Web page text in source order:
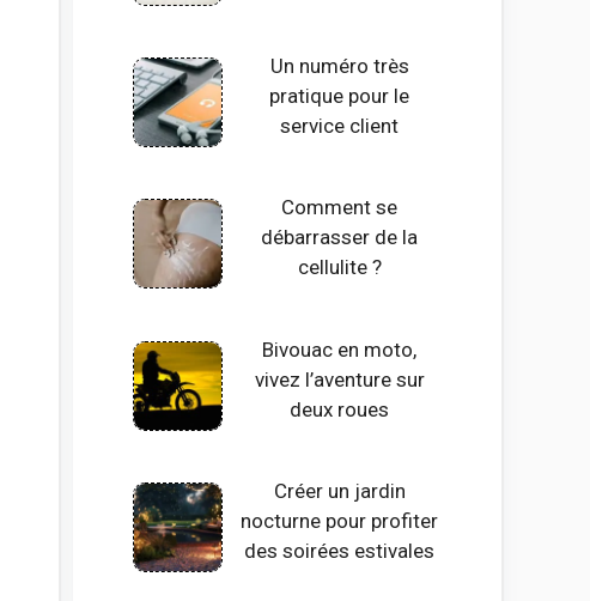
Un numéro très
pratique pour le
service client
Comment se
débarrasser de la
cellulite ?
Bivouac en moto,
vivez l’aventure sur
deux roues
Créer un jardin
nocturne pour profiter
des soirées estivales